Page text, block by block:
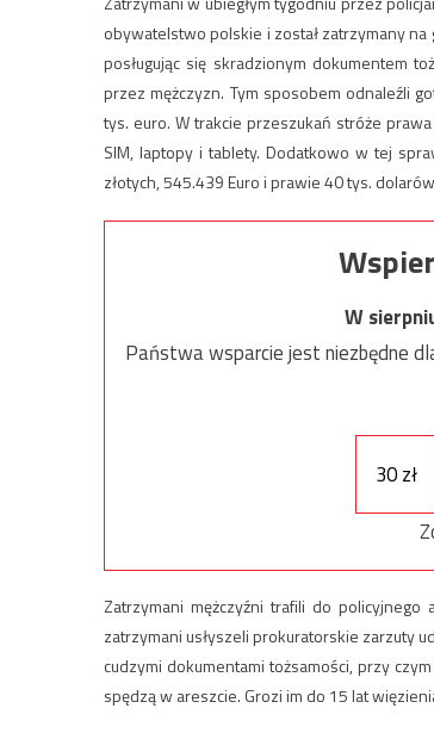
obywatelstwo polskie i został zatrzymany
posługując się skradzionym dokumentem
przez mężczyzn. Tym sposobem odnaleźli
tys. euro. W trakcie przeszukań stróże
SIM, laptopy i tablety. Dodatkowo w tej
złotych, 545.439 Euro i prawie 40 tys.
W
Państwa wsparcie jest niezbędne
30 zł
Zatrzymani mężczyźni trafili do
zatrzymani usłyszeli prokuratorskie zarzuty
cudzymi dokumentami tożsamości, przy
spędzą w areszcie. Grozi im do 15 lat